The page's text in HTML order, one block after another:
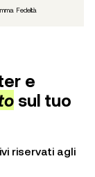
Fedeltà
e
sul tuo
riservati agli